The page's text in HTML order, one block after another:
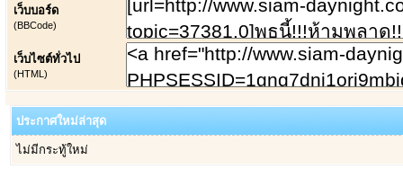
เว็บบอร์ด
(BBCode)
เว็บไซต์ทั่วไป
(HTML)
ประกาศใหม่ล่าสุด
ไม่มีกระทู้ใหม่